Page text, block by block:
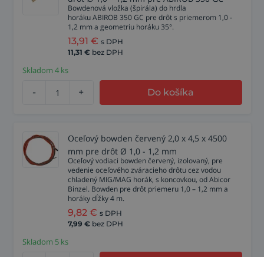
Bowdenová vložka (špirála) do hrdla
horáku ABIROB 350 GC pre drôt s priemerom 1,0 -
1,2 mm a geometriu horáku 35°.
13,91 € s DPH
11,31 € bez DPH
Skladom 4 ks
- + Do košíka
Oceľový bowden červený 2,0 x 4,5 x 4500
mm pre drôt Ø 1,0 - 1,2 mm
Oceľový vodiaci bowden červený, izolovaný, pre
vedenie oceľového zváracieho drôtu cez vodou
chladený MIG/MAG horák, s koncovkou, od Abicor
Binzel. Bowden pre drôt priemeru 1,0 – 1,2 mm a
horáky dĺžky 4 m.
9,82 € s DPH
7,99 € bez DPH
Skladom 5 ks